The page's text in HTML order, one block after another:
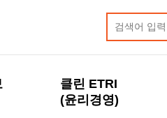
클린 ETRI
(윤리경영)